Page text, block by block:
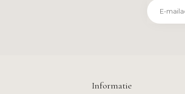
Informatie